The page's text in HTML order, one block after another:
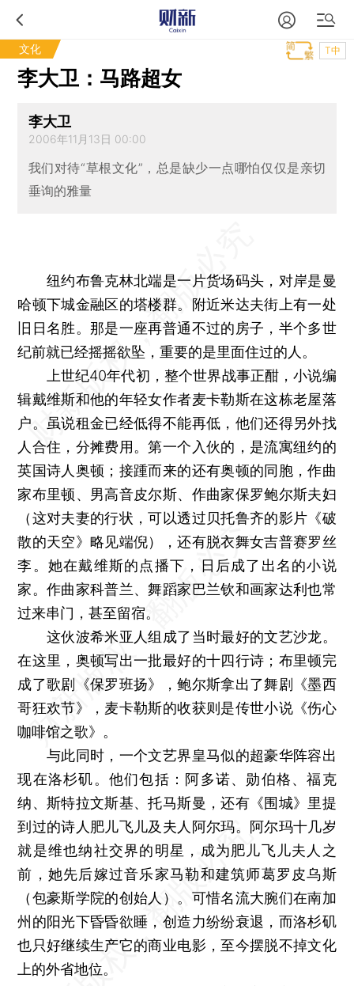
文化 T中
李大卫：马路超女
李大卫
2006年11月13日 00:00
我们对待“草根文化”，总是缺少一点哪怕仅仅是亲切
垂询的雅量
纽约布鲁克林北端是一片货场码头，对岸是曼
哈顿下城金融区的塔楼群。附近米达夫街上有一处
旧日名胜。那是一座再普通不过的房子，半个多世
纪前就已经摇摇欲坠，重要的是里面住过的人。
上世纪40年代初，整个世界战事正酣，小说编
辑戴维斯和他的年轻女作者麦卡勒斯在这栋老屋落
户。虽说租金已经低得不能再低，他们还得另外找
人合住，分摊费用。第一个入伙的，是流寓纽约的
英国诗人奥顿；接踵而来的还有奥顿的同胞，作曲
家布里顿、男高音皮尔斯、作曲家保罗鲍尔斯夫妇
（这对夫妻的行状，可以透过贝托鲁齐的影片《破
散的天空》略见端倪），还有脱衣舞女吉普赛罗丝
李。她在戴维斯的点播下，日后成了出名的小说
家。作曲家科普兰、舞蹈家巴兰钦和画家达利也常
过来串门，甚至留宿。
这伙波希米亚人组成了当时最好的文艺沙龙。
在这里，奥顿写出一批最好的十四行诗；布里顿完
成了歌剧《保罗班扬》，鲍尔斯拿出了舞剧《墨西
哥狂欢节》，麦卡勒斯的收获则是传世小说《伤心
咖啡馆之歌》。
与此同时，一个文艺界皇马似的超豪华阵容出
现在洛杉矶。他们包括：阿多诺、勋伯格、福克
纳、斯特拉文斯基、托马斯曼，还有《围城》里提
到过的诗人肥儿飞儿及夫人阿尔玛。阿尔玛十几岁
就是维也纳社交界的明星，成为肥儿飞儿夫人之
前，她先后嫁过音乐家马勒和建筑师葛罗皮乌斯
（包豪斯学院的创始人）。可惜名流大腕们在南加
州的阳光下昏昏欲睡，创造力纷纷衰退，而洛杉矶
也只好继续生产它的商业电影，至今摆脱不掉文化
上的外省地位。